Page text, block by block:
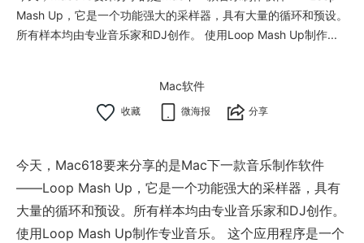
Mash Up，它是一个功能强大的采样器，具有大量的循环和预设。
所有样本均由专业音乐家和DJ创作。 使用Loop Mash Up制作...
Mac软件
微海报 分享
今天，Mac618要来分享的是Mac下一款音乐制作软件
——Loop Mash Up，它是一个功能强大的采样器，具有
大量的循环和预设。所有样本均由专业音乐家和DJ创作。
使用Loop Mash Up制作专业音乐。 这个应用程序是一个